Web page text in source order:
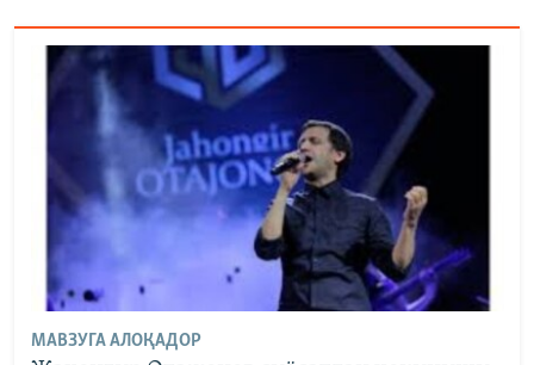
МАВЗУГА АЛОҚАДОР